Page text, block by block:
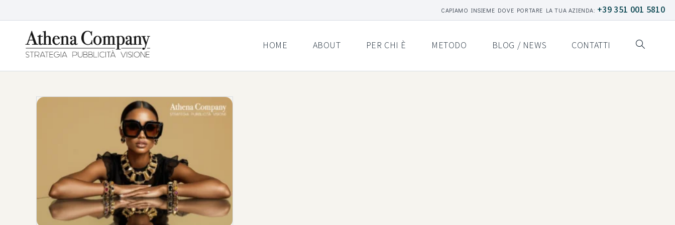
CAPIAMO INSIEME DOVE PORTARE LA TUA AZIENDA: +39 351 001 5810
HOME ABOUT PER CHI È METODO BLOG / NEWS CONTATTI